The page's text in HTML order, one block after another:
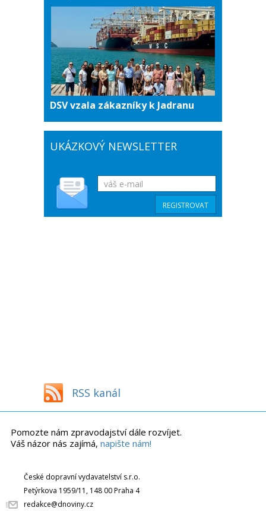
DSV vzala zákazníky k Jadranu
UKÁZKOVÝ NEWSLETTER
RSS kanál
Pomozte nám zpravodajství dále rozvíjet.
Váš názor nás zajímá, napište nám!
České dopravní vydavatelství s.r.o.
Petýrkova 1959/11, 148 00 Praha 4
redakce@dnoviny.cz